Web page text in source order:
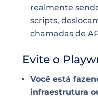
realmente
scripts,
chamadas de
Evite o
Você está
infraestrutura